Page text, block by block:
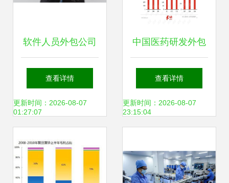
软件人员外包公司
打破地域壁垒，实
现跨地域高效服务
查看详情
更新时间：2026-08-07
01:27:07
中国医药研发外包
服务（CRO）行业
深度研究报告
查看详情
更新时间：2026-08-07
23:15:04